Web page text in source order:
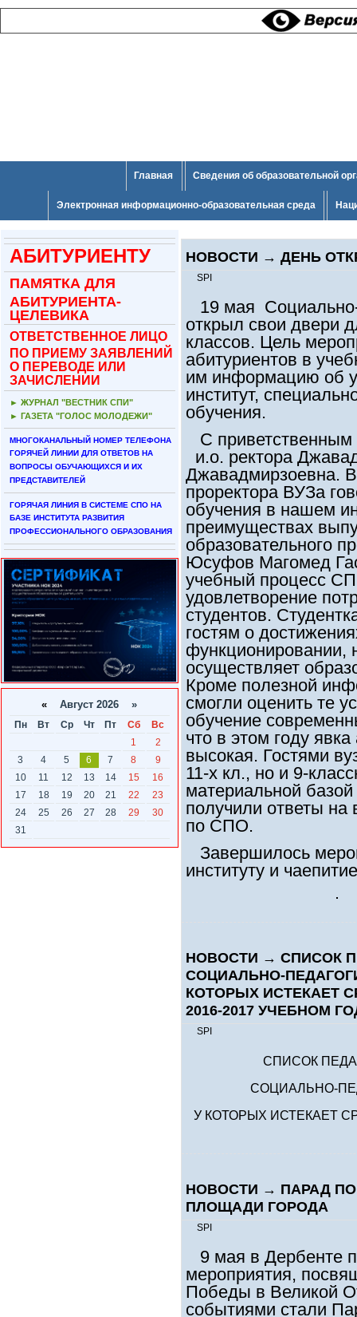
Главная Сведения об образовательной
Электронная информационно-образовательная среда
АБИТУРИЕНТУ
ПАМЯТКА ДЛЯ
АБИТУРИЕНТА-
ЦЕЛЕВИКА
ОТВЕТСТВЕННОЕ ЛИЦО
ПО ПРИЕМУ ЗАЯВЛЕНИЙ
О ПЕРЕВОДЕ ИЛИ
ЗАЧИСЛЕНИИ
► ЖУРНАЛ "ВЕСТНИК СПИ"
► ГАЗЕТА "ГОЛОС МОЛОДЕЖИ"
МНОГОКАНАЛЬНЫЙ НОМЕР ТЕЛЕФОНА
ГОРЯЧЕЙ ЛИНИИ ДЛЯ ОТВЕТОВ НА
ВОПРОСЫ ОБУЧАЮЩИХСЯ И ИХ
ПРЕДСТАВИТЕЛЕЙ
ГОРЯЧАЯ ЛИНИЯ В СИСТЕМЕ СПО НА
БАЗЕ ИНСТИТУТА РАЗВИТИЯ
ПРОФЕССИОНАЛЬНОГО ОБРАЗОВАНИЯ
« Август 2026 »
Пн Вт Ср Чт Пт Сб
Вс
1
2
3
4 5 6 7 8
9
10
11 12 13 14 15
16
17
18 19 20 21 22
23
24
25 26 27 28 29
30
31
НОВОСТИ → ДЕНЬ
SPI
19 мая Социально-
открыл свои двери
классов. Цель
абитуриентов в
им информацию об
институт,
обучения.
С
и.о. ректора
Джавадмирзоевна.
проректора ВУЗа
обучения в нашем
преимуществах
образовательного
Юсуфов Магомед
учебный процесс
удовлетворение
студентов.
гостям о
функционировании,
осуществляет
Кроме полезной
смогли оценить те
обучение
что в этом году
высокая. Гостями
11-х кл., но и 9-
материальной
получили ответы
по СПО.
Завершилось
институту и
НОВОСТИ → СПИСОК
СОЦИАЛЬНО-
КОТОРЫХ ИСТЕКАЕТ
2016-2017 УЧЕБНОМ
SPI
СПИСОК
СОЦИАЛЬНО-
У КОТОРЫХ ИСТЕКАЕТ
НОВОСТИ → ПАРАД
ПЛОЩАДИ ГОРОДА
SPI
9 мая в Дербенте
мероприятия,
Победы в Великой
событиями стали